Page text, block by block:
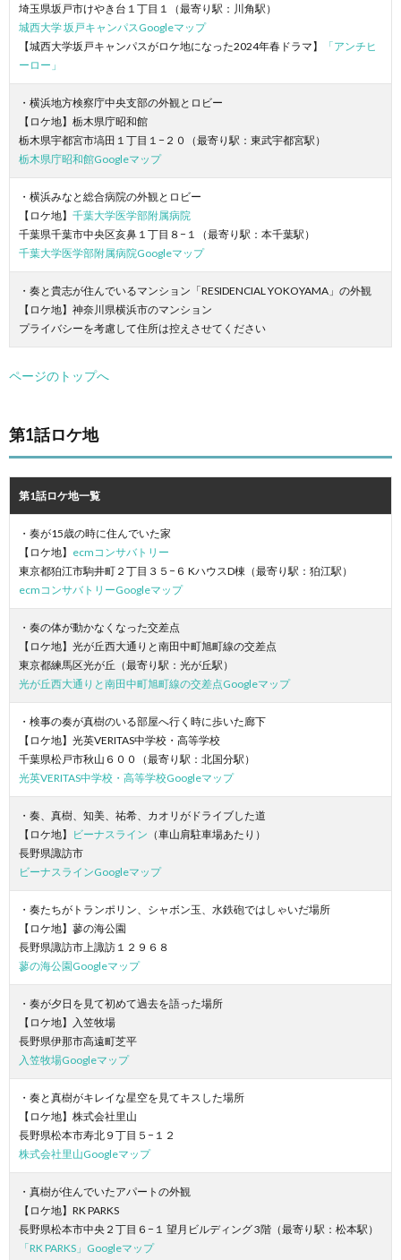
埼玉県坂戸市けやき台１丁目１（最寄り駅：川角駅）
城西大学 坂戸キャンパスGoogleマップ
【城西大学坂戸キャンパスがロケ地になった2024年春ドラマ】
「アンチヒ
ーロー」
・横浜地方検察庁中央支部の外観とロビー
【ロケ地】栃木県庁昭和館
栃木県宇都宮市塙田１丁目１−２０（最寄り駅：東武宇都宮駅）
栃木県庁昭和館Googleマップ
・横浜みなと総合病院の外観とロビー
【ロケ地】 千葉大学医学部附属病院
千葉県千葉市中央区亥鼻１丁目８−１（最寄り駅：本千葉駅）
千葉大学医学部附属病院Googleマップ
・奏と貴志が住んでいるマンション「RESIDENCIAL YOKOYAMA」の外観
【ロケ地】神奈川県横浜市のマンション
プライバシーを考慮して住所は控えさせてください
ページのトップへ
第1話ロケ地
第1話ロケ地一覧
・奏が15歳の時に住んでいた家
【ロケ地】 ecmコンサバトリー
東京都狛江市駒井町２丁目３５−６ KハウスD棟（最寄り駅：狛江駅）
ecmコンサバトリーGoogleマップ
・奏の体が動かなくなった交差点
【ロケ地】光が丘西大通りと南田中町旭町線の交差点
東京都練馬区光が丘（最寄り駅：光が丘駅）
光が丘西大通りと南田中町旭町線の交差点Googleマップ
・検事の奏が真樹のいる部屋へ行く時に歩いた廊下
【ロケ地】光英VERITAS中学校・高等学校
千葉県松戸市秋山６００（最寄り駅：北国分駅）
光英VERITAS中学校・高等学校Googleマップ
・奏、真樹、知美、祐希、カオリがドライブした道
【ロケ地】 ビーナスライン （車山肩駐車場あたり）
長野県諏訪市
ビーナスラインGoogleマップ
・奏たちがトランポリン、シャボン玉、水鉄砲ではしゃいだ場所
【ロケ地】蓼の海公園
長野県諏訪市上諏訪１２９６８
蓼の海公園Googleマップ
・奏が夕日を見て初めて過去を語った場所
【ロケ地】入笠牧場
長野県伊那市高遠町芝平
入笠牧場Googleマップ
・奏と真樹がキレイな星空を見てキスした場所
【ロケ地】株式会社里山
長野県松本市寿北９丁目５−１２
株式会社里山Googleマップ
・真樹が住んでいたアパートの外観
【ロケ地】RK PARKS
長野県松本市中央２丁目６−１ 望月ビルディング 3階（最寄り駅：松本駅）
「RK PARKS」Googleマップ